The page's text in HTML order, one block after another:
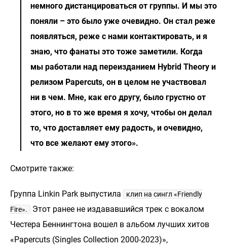
немного дистанцироваться от группы. И мы это
поняли – это было уже очевидно. Он стал реже
появляться, реже с нами контактировать, и я
знаю, что фанаты это тоже заметили. Когда
мы работали над переизданием Hybrid Theory и
релизом Papercuts, он в целом не участвовал
ни в чем. Мне, как его другу, было грустно от
этого, но в то же время я хочу, чтобы он делал
то, что доставляет ему радость, и очевидно,
что все желают ему этого».
Смотрите также:
Группа Linkin Park выпустила
клип на сингл «Friendly
Fire».
Этот ранее не издававшийся трек с вокалом
Честера Беннингтона вошел в альбом лучших хитов
«Papercuts (Singles Collection 2000-2023)»,